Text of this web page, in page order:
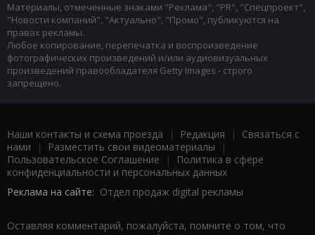
Материалы, отмеченные знаками "Реклама", "PR", "Спецпроект",
"Новости компаний", "Актуально", "Промо", публикуются на
правах рекламы.
Любое копирование, перепечатка и воспроизведение
фотографических произведений и/или аудиовизуальных
произведений правообладателя Getty Images - строго
запрещено.
Наши контакты и схема проезда | Редакция | Связаться с
нами | Разместить свои видеоматериалы |
Пользовательское Соглашение |
Политика в сфере
конфиденциальности и персональных данных
Реклама на сайте: Отдел продаж digital рекламы
Оставляя комментарий, пожалуйста, помните о том, что